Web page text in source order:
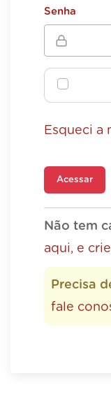
Senha
Esqueci a
Acessar
Não tem
aqui, e
Precisa
fale